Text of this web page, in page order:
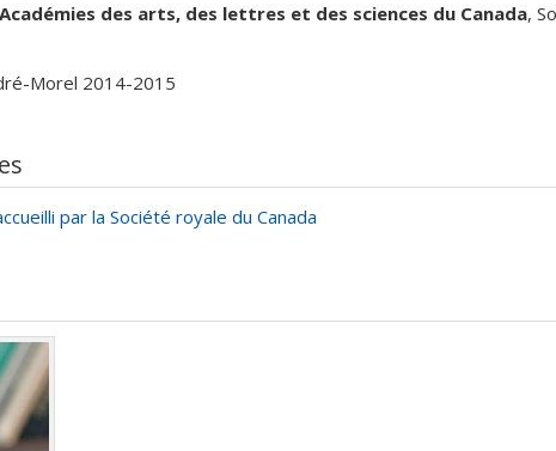
des arts, des lettres et des sciences du Canada,
Morel 2014-2015
par la Société royale du Canada